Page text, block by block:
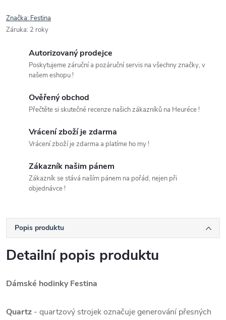
Značka: Festina
Záruka: 2 roky
Autorizovaný prodejce
Poskytujeme záruční a pozáruční servis na všechny značky, v
našem eshopu !
Ověřený obchod
Přečtěte si skutečné recenze našich zákazníků na Heuréce !
Vrácení zboží je zdarma
Vrácení zboží je zdarma a platíme ho my !
Zákazník našim pánem
Zákazník se stává naším pánem na pořád, nejen při
objednávce !
Popis produktu
Detailní popis produktu
Dámské hodinky Festina
Quartz - quartzový strojek označuje generování přesných